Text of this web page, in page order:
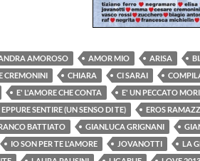
AMOROSO AMOR MIO ARISA
CREMONINI CHIARA CI SARAI
E' L'AMORE CHE CONTA
E' UN PECCATO
EPPURE SENTIRE (UN SENSO DI TE)
EROS
BATTIATO GIANLUCA GRIGNANI
IO SON PER TE L'AMORE JOVANOTTI
LA